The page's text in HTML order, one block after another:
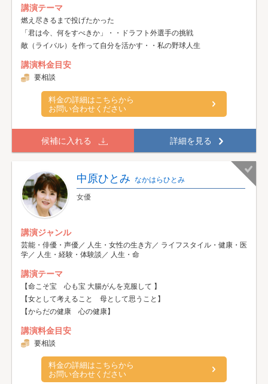
講演テーマ
燃え尽きるまで投げたかった
「君は今、何をすべきか」・・ドラフト外選手の挑戦
敵（ライバル）を作って自分を活かす・・私の野球人生
講演料金目安
要相談
料金の詳細はこちらから
お問い合わせください
候補に入れる 詳細を見る
中原ひとみ なかはらひとみ
女優
講演ジャンル
芸能・俳優・声優／ 人生・女性の生き方／ ライフスタイル・健康・医
学／ 人生・経験・体験談／ 人生・命
講演テーマ
【命こそ宝 心も宝 大腸がんを克服して 】
【女として考えること 母として思うこと】
【からだの健康 心の健康】
講演料金目安
要相談
料金の詳細はこちらから
お問い合わせください